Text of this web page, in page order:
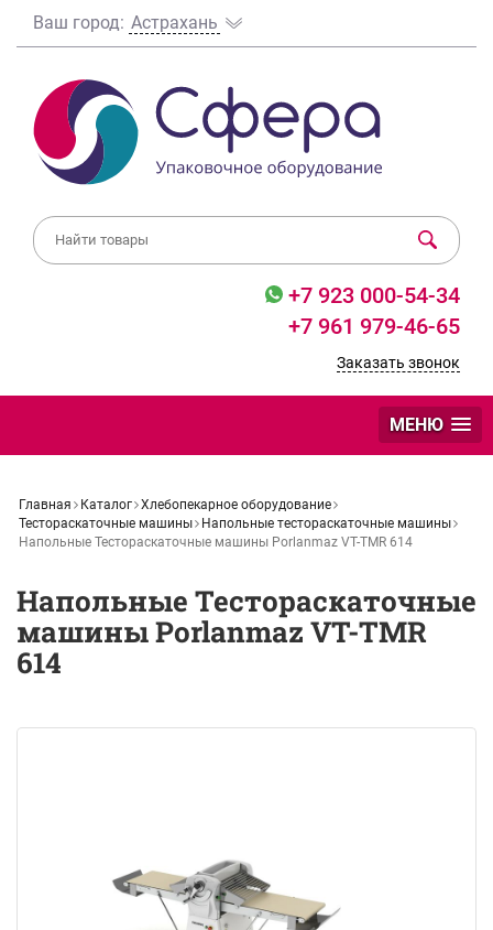
Ваш город: Астрахань
+7 923 000-54-34
+7 961 979-46-65
Заказать звонок
МЕНЮ
Главная Каталог Хлебопекарное оборудование
Тестораскаточные машины
Напольные тестораскаточные машины
Напольные Тестораскаточные машины Porlanmaz VT-TMR 614
Напольные Тестораскаточные
машины Porlanmaz VT-TMR
614